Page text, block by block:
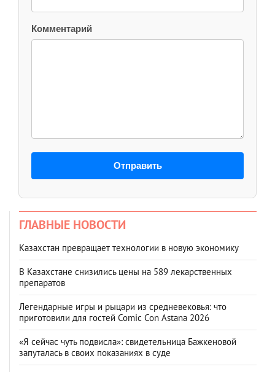
Комментарий
Отправить
ГЛАВНЫЕ НОВОСТИ
Казахстан превращает технологии в новую экономику
В Казахстане снизились цены на 589 лекарственных
препаратов
Легендарные игры и рыцари из средневековья: что
приготовили для гостей Comic Con Astana 2026
«Я сейчас чуть подвисла»: свидетельница Бажкеновой
запуталась в своих показаниях в суде